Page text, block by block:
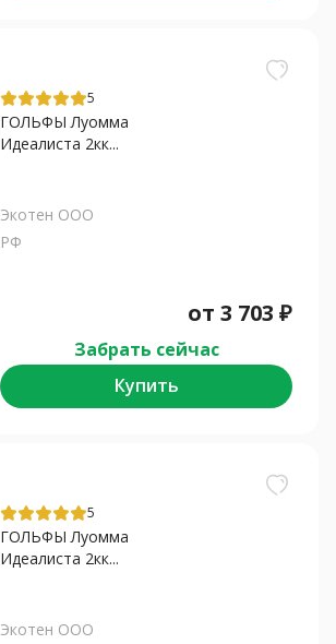
5
ГОЛЬФЫ Луомма
Идеалиста 2кк...
Экотен ООО
РФ
от 3 703 ₽
Забрать сейчас
Купить
5
ГОЛЬФЫ Луомма
Идеалиста 2кк...
Экотен ООО